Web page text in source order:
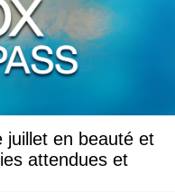
juillet en beauté et
attendues et